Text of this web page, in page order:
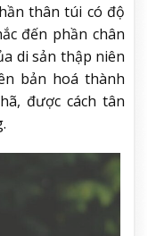
thân túi có độ
đến phần chân
di sản thập niên
bản hoá thành
được cách tân